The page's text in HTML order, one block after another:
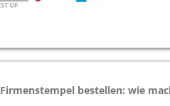
Firmenstempel bestellen: wie